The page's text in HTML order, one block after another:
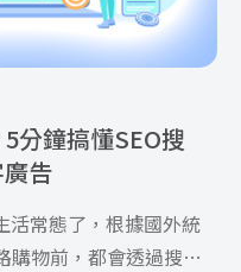
分鐘搞懂SEO搜
告
活常態了，根據國外統
購物前，都會透過搜尋